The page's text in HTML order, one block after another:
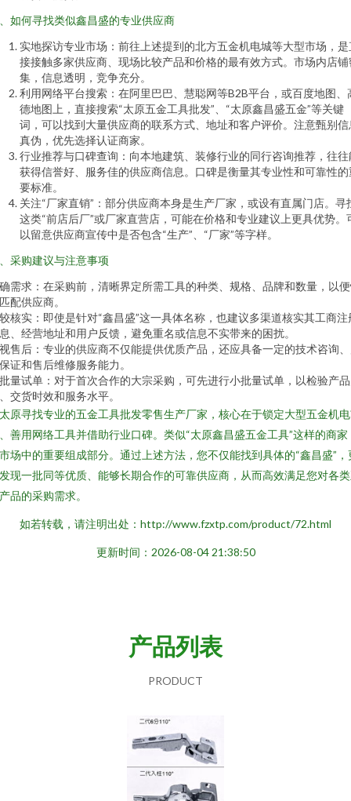
如何寻找类似鑫昌盛的专业供应商
实地探访专业市场：前往上述提到的北方五金机电城等大型市场，是
接接触多家供应商、现场比较产品和价格的最有效方式。市场内店铺
集，信息透明，竞争充分。
利用网络平台搜索：在阿里巴巴、慧聪网等B2B平台，或百度地图、
德地图上，直接搜索“太原五金工具批发”、“太原鑫昌盛五金”等关键
词，可以找到大量供应商的联系方式、地址和客户评价。注意甄别信
真伪，优先选择认证商家。
行业推荐与口碑查询：向本地建筑、装修行业的同行咨询推荐，往往
获得信誉好、服务佳的供应商信息。口碑是衡量其专业性和可靠性的
要标准。
关注“厂家直销”：部分供应商本身是生产厂家，或设有直属门店。寻
这类“前店后厂”或厂家直营店，可能在价格和专业建议上更具优势。
以留意供应商宣传中是否包含“生产”、“厂家”等字样。
采购建议与注意事项
需求：在采购前，清晰界定所需工具的种类、规格、品牌和数量，以
配供应商。
核实：即使是针对“鑫昌盛”这一具体名称，也建议多渠道核实其工商注
、经营地址和用户反馈，避免重名或信息不实带来的困扰。
售后：专业的供应商不仅能提供优质产品，还应具备一定的技术咨询
证和售后维修服务能力。
量试单：对于首次合作的大宗采购，可先进行小批量试单，以检验产
交货时效和服务水平。
原寻找专业的五金工具批发零售生产厂家，核心在于锁定大型五金机
善用网络工具并借助行业口碑。类似“太原鑫昌盛五金工具”这样的商家
场中的重要组成部分。通过上述方法，您不仅能找到具体的“鑫昌盛”，
现一批同等优质、能够长期合作的可靠供应商，从而高效满足您对各
品的采购需求。
如若转载，请注明出处：http://www.fzxtp.com/product/72.html
更新时间：2026-08-04 21:38:50
产品列表
PRODUCT